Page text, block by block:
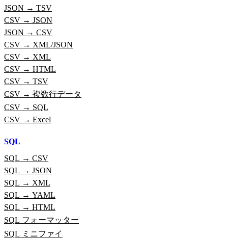
JSON → TSV
CSV → JSON
JSON → CSV
CSV → XML/JSON
CSV → XML
CSV → HTML
CSV → TSV
CSV → 複数行データ
CSV → SQL
CSV → Excel
SQL
SQL → CSV
SQL → JSON
SQL → XML
SQL → YAML
SQL → HTML
SQL フォーマッター
SQL ミニファイ